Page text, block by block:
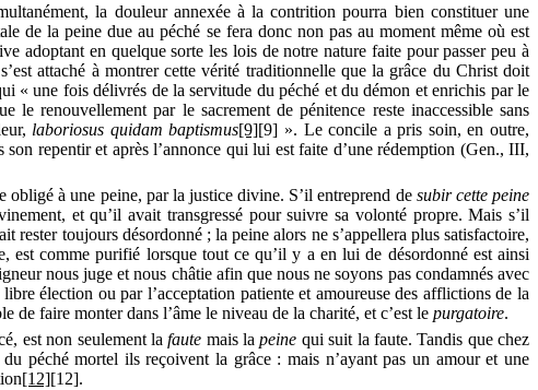
la douleur annexée à la contrition pourra bien constituer une
de la peine due au péché se fera donc non pas au moment même où est
adoptant en quelque sorte les lois de notre nature faite pour passer peu à
attaché à montrer cette vérité traditionnelle que la grâce du Christ doit
« une fois délivrés de la servitude du péché et du démon et enrichis par le
le renouvellement par le sacrement de pénitence reste inaccessible sans
laboriosus quidambaptismus[9][9] ». Le concile a pris soin, en outre,
repentir et après l’annonce qui lui est faite d’une rédemption (Gen., III,
obligé à une peine, par la justice divine. S’il entreprend de subir cette peine
et qu’il avait transgressé pour suivre sa volonté propre. Mais s’il
rester toujours désordonné ; la peine alors ne s’appellera plussatisfactoire,
est comme purifié lorsque tout ce qu’il y a en lui de désordonné est ainsi
nous juge et nous châtie afin que nous ne soyons pas condamnés avec
élection ou par l’acceptation patiente et amoureuse des afflictions de la
de faire monter dans l’âme le niveau de la charité, et c’est le purgatoire.
est non seulement lafaute mais lapeine qui suit la faute. Tandis que chez
péché mortel ils reçoivent la grâce : mais n’ayant pas un amour et une
[12] [12].